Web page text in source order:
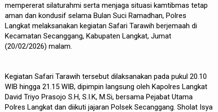
mempererat silaturahmi serta menjaga situasi kamtibmas tetap
aman dan kondusif selama Bulan Suci Ramadhan, Polres
Langkat melaksanakan kegiatan Safari Tarawih berjemaah di
Kecamatan Secanggang, Kabupaten Langkat, Jumat
(20/02/2026) malam.
Kegiatan Safari Tarawih tersebut dilaksanakan pada pukul 20.10
WIB hingga 21.15 WIB, dipimpin langsung oleh Kapolres Langkat
David Triyo Prasojo S.H, S.I.K, M.Si, bersama Pejabat Utama
Polres Langkat dan diikuti jajaran Polsek Secanggang. Sholat Isya